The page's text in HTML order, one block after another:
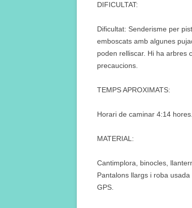
DIFICULTAT:
Dificultat: Senderisme per
emboscats amb algunes
poden relliscar. Hi ha arbres
precaucions.
TEMPS APROXIMATS:
Horari de caminar 4:14 hores.
MATERIAL:
Cantimplora, binocles,
Pantalons llargs i roba
GPS.